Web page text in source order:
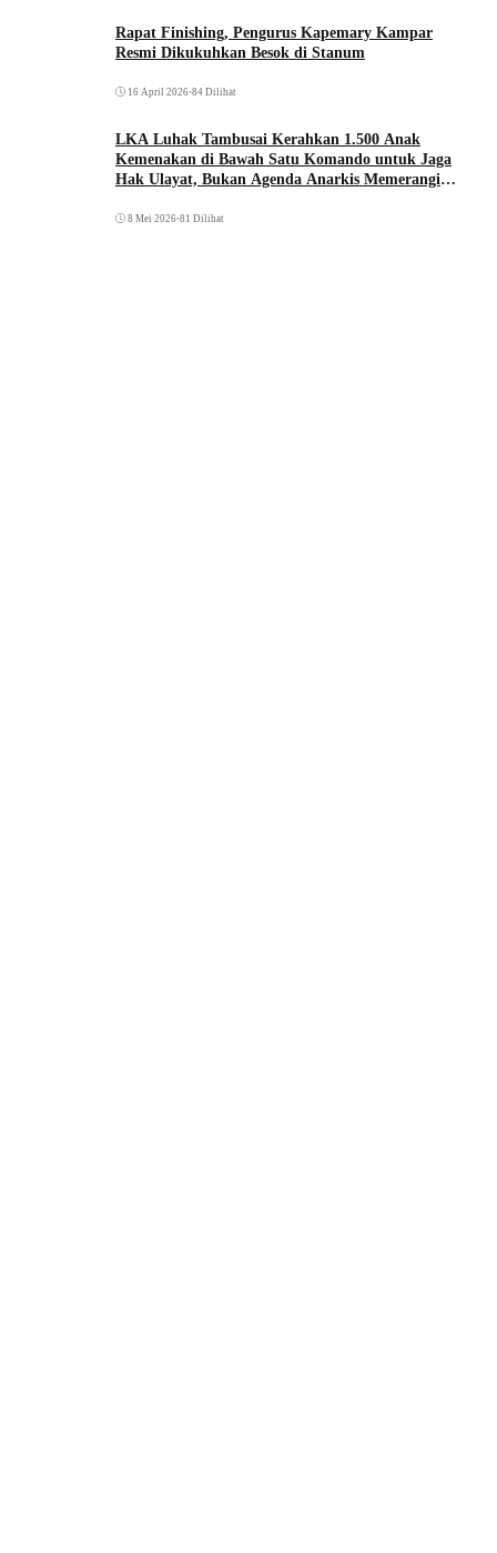
Rapat Finishing, Pengurus Kapemary Kampar
Resmi Dikukuhkan Besok di Stanum
16 April 2026•84 Dilihat
LKA Luhak Tambusai Kerahkan 1.500 Anak
Kemenakan di Bawah Satu Komando untuk Jaga
Hak Ulayat, Bukan Agenda Anarkis Memerangi
8 Mei 2026•81 Dilihat